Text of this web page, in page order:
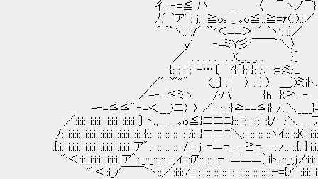
彳-‐=≦ ハ _ _ 〈 ⌒ヽノ⌒}
ﾉ:⌒ア゛: j:: ≧o｡ _ ｡o≦::≧=ｧ(::)::／
⌒`ヽ:: :/⌒`'＜ﾆﾆ＞‐⌒ヽ': :}／ さっさと
y′ ‐=ミY彡'￣￣`＼〉
／ . . . . . . . )(._._._. . }[
{: : : :-‐…〔 r'{´}: }: }､-:=:ミ}L
／⌒""゛ (__} :i 〉 . } 〉 ＿})ミiト
／-‐=≦ミヽ /:ハ {h }(≧=‐
-‐=≦≦゛‐=＜___)ニ〉 〉.／:: :: :}≧==≦i} ﾉ､＼____}=‐
／:i:i:i:i:i:i:i:i:i:i:i:i:i:i:i〕iト., ___ ,｡o≦}ニニﾆ}:: :: :: :: :{/ }＼____ア
/:i:i:i:i:i:i:i:i:i:i:i:i:i:i:i:i:i:i: {{:: :: :: :: :: }i:i:}ニニﾆ＼:: :: :: ::ヽｲ::
:{:i:i:i:i:i:i:i:i:i:i:i:i:i:i:i:i:i:iア゛:: :: :: :: :/:i: j‐=ニ=‐ ‐≧=‐:: ::ﾉ:: ::{:
"'＜:i:i:i:i:i:i:i:i:i:iア゛::_::_:: :: ::,.ｲ:i:iｱ:: :: ::‐=ニニニ〕iト｡::_:,jノ
"'＜:i_ｱ￣￣`ヽ::／:i:i:ｱ:: :: :: :: :: :: :: :: :: :: ::‐={ｱ゛